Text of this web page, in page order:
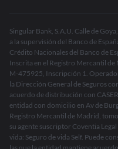
Singular Bank, S.A.U. Calle de
a la supervisión del Banco de
Crédito Nacionales del Banco de
Inscrita en el Registro Mercantil
M-475925, Inscripción 1.
la Dirección General de Seguros
acuerdo de distribución con
entidad con domicilio en Av de
Registro Mercantil de Madrid,
su agente suscriptor Coventia
vida: Seguro de vida Self. Puede